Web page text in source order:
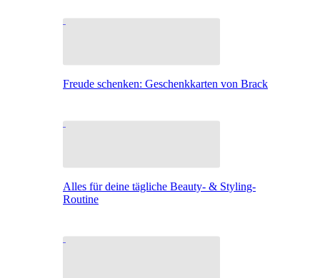
Freude schenken: Geschenkkarten von Brack
Alles für deine tägliche Beauty- & Styling-
Routine